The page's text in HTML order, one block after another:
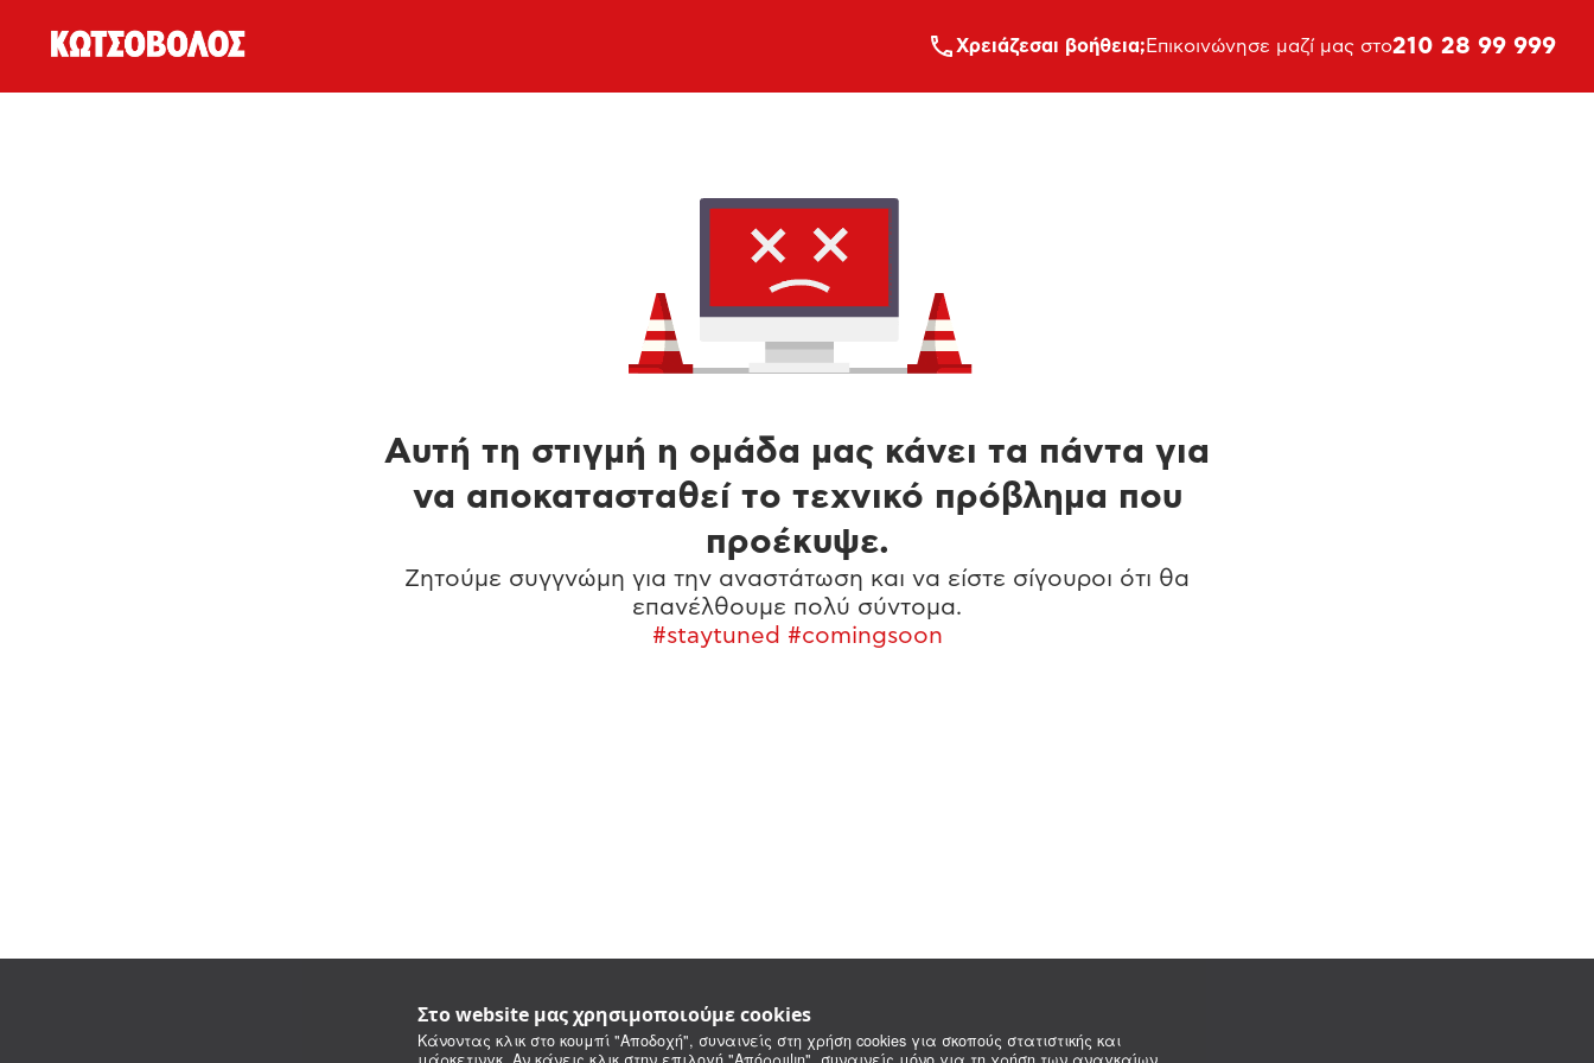
Στο website μας χρησιμοποιούμε cookies
Κάνοντας κλικ στο κουμπί "Αποδοχή", συναινείς στη χρήση cookies για σκοπούς στατιστικής και
Xρειάζεσαι βοήθεια; Επικοινώνησε μαζί μας στο210 28 99 999
Αυτή τη στιγμή η ομάδα μας κάνει τα πάντα για
να αποκατασταθεί το τεχνικό πρόβλημα που
προέκυψε.
Ζητούμε συγγνώμη για την αναστάτωση και να είστε σίγουροι ότι θα
επανέλθουμε πολύ σύντομα.
#staytuned #comingsoon